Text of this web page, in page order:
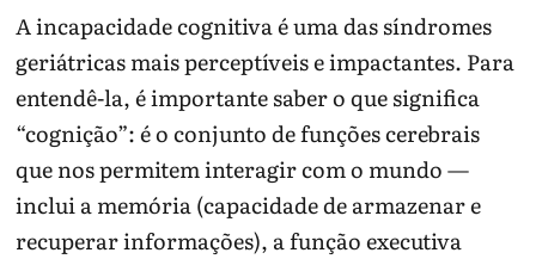
A incapacidade cognitiva é uma das síndromes
geriátricas mais perceptíveis e impactantes. Para
entendê-la, é importante saber o que significa
“cognição”: é o conjunto de funções cerebrais
que nos permitem interagir com o mundo —
inclui a memória (capacidade de armazenar e
recuperar informações), a função executiva